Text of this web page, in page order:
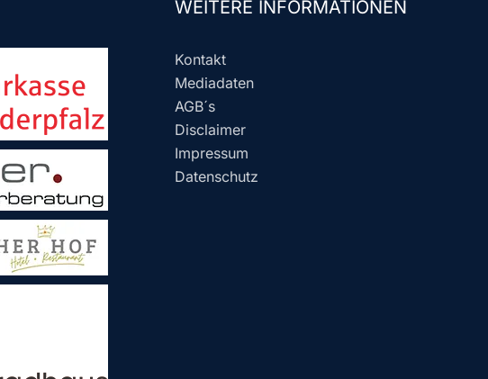
WEITERE INFORMATIONEN
Kontakt
Mediadaten
AGB´s
Disclaimer
Impressum
Datenschutz